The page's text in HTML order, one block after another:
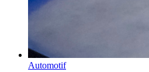
Automotif